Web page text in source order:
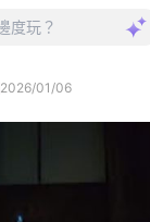
2026/01/06